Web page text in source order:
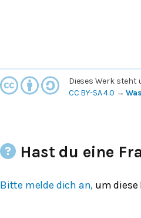
Dieses Werk steht
CC BY-SA 4.0 →
Hast du eine
Bitte melde dich an, um